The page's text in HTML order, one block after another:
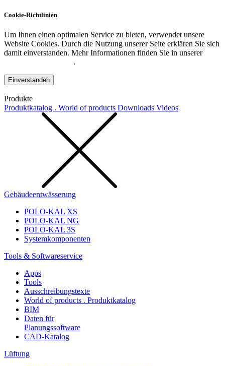
Cookie-Richtlinien
Um Ihnen einen optimalen Service zu bieten, verwendet unsere
Website Cookies. Durch die Nutzung unserer Seite erklären Sie sich
damit einverstanden. Mehr Informationen finden Sie in unserer
.
Einverstanden
Produkte
Produktkatalog . World of products Downloads Videos
Gebäudeentwässerung
POLO-KAL XS
POLO-KAL NG
POLO-KAL 3S
Systemkomponenten
Tools & Softwareservice
Apps
Tools
Ausschreibungstexte
World of products . Produktkatalog
BIM
Daten für
Planungssoftware
CAD-Katalog
Lüftung